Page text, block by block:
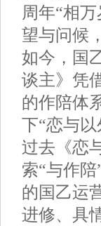
周年“相
望与问候
如今，国
谈主》凭
的作陪体
下“恋与
过去《恋
索“与作
的国乙运
进修、具